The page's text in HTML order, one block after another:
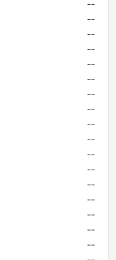
--
--
--
--
--
--
--
--
--
--
--
--
--
--
--
--
--